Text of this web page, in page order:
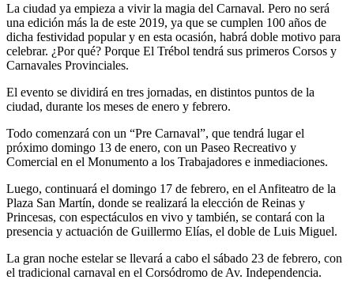
La ciudad ya empieza a vivir la magia del Carnaval. Pero no será
una edición más la de este 2019, ya que se cumplen 100 años de
dicha festividad popular y en esta ocasión, habrá doble motivo para
celebrar. ¿Por qué? Porque El Trébol tendrá sus primeros Corsos y
Carnavales Provinciales.
El evento se dividirá en tres jornadas, en distintos puntos de la
ciudad, durante los meses de enero y febrero.
Todo comenzará con un “Pre Carnaval”, que tendrá lugar el
próximo domingo 13 de enero, con un Paseo Recreativo y
Comercial en el Monumento a los Trabajadores e inmediaciones.
Luego, continuará el domingo 17 de febrero, en el Anfiteatro de la
Plaza San Martín, donde se realizará la elección de Reinas y
Princesas, con espectáculos en vivo y también, se contará con la
presencia y actuación de Guillermo Elías, el doble de Luis Miguel.
La gran noche estelar se llevará a cabo el sábado 23 de febrero, con
el tradicional carnaval en el Corsódromo de Av. Independencia.